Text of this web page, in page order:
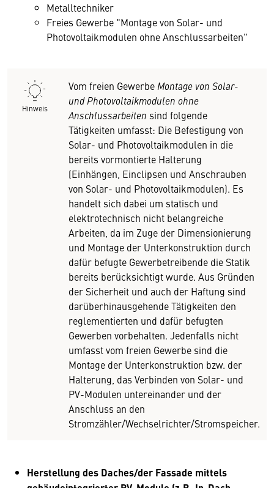
Metalltechniker
Freies Gewerbe "Montage von Solar- und
Photovoltaikmodulen ohne Anschlussarbeiten"
Hinweis
Vom freien Gewerbe Montage von Solar-
und Photovoltaikmodulen ohne
Anschlussarbeiten sind folgende
Tätigkeiten umfasst: Die Befestigung von
Solar- und Photovoltaikmodulen in die
bereits vormontierte Halterung
(Einhängen, Einclipsen und Anschrauben
von Solar- und Photovoltaikmodulen). Es
handelt sich dabei um statisch und
elektrotechnisch nicht belangreiche
Arbeiten, da im Zuge der Dimensionierung
und Montage der Unterkonstruktion durch
dafür befugte Gewerbetreibende die Statik
bereits berücksichtigt wurde. Aus Gründen
der Sicherheit und auch der Haftung sind
darüberhinausgehende Tätigkeiten den
reglementierten und dafür befugten
Gewerben vorbehalten. Jedenfalls nicht
umfasst vom freien Gewerbe sind die
Montage der Unterkonstruktion bzw. der
Halterung, das Verbinden von Solar- und
PV-Modulen untereinander und der
Anschluss an den
Stromzähler/Wechselrichter/Stromspeicher.
Herstellung des Daches/der Fassade mittels